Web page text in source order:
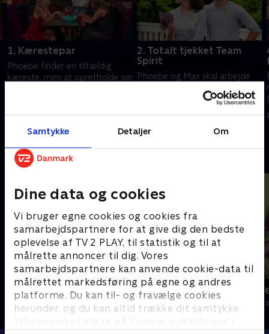
Samtykke Detaljer Om
Dine data og cookies
Vi bruger egne cookies og cookies fra
samarbejdspartnere for at give dig den bedste
oplevelse af TV 2 PLAY, til statistik og til at
målrette annoncer til dig. Vores
samarbejdspartnere kan anvende cookie-data til
målrettet markedsføring på egne og andres
platforme. Du kan til- og fravælge cookies
herunder, og du kan altid trække dit samtykke
tilbage ved at klikke på ’Cookie-indstillinger’ i
1. Kærestepar
Phoebe finder en tilfældig
kæreste, men at opretholde sin
15. marts 2023 • 21 min
2. Totalt tjekket Team
Spirit
Phoebe og Max skal arbejde
tilgange til træningen hæmmer
15. marts 2023 • 21 min
Andre så også
Byens Helte - alt om køretøjer
Børneserier • 1 sæsoner
Gennem
Børneserier •